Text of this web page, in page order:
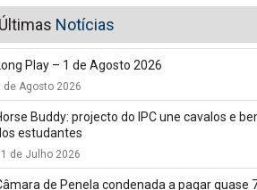
Notícias
Play – 1 de Agosto 2026
de Agosto 2026
Buddy: projecto do IPC une cavalos e
estudantes
de Julho 2026
de Penela condenada a pagar quase